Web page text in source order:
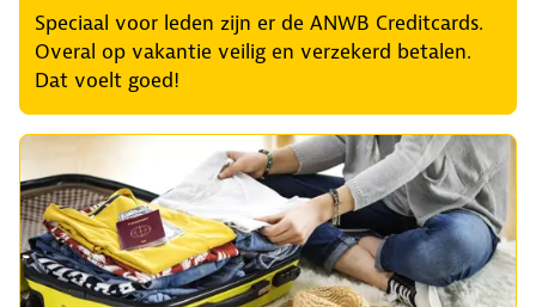
Speciaal voor leden zijn er de ANWB Creditcards.
Overal op vakantie veilig en verzekerd betalen.
Dat voelt goed!